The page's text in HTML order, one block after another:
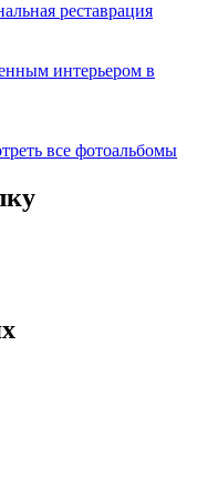
реставрация
интерьером в
все фотоальбомы